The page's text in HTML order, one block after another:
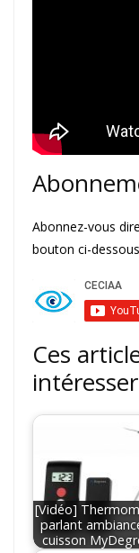
Abonnez-vous
bouton ci-
Ces
intéresser
[Vidéo]
parlant
cuisson